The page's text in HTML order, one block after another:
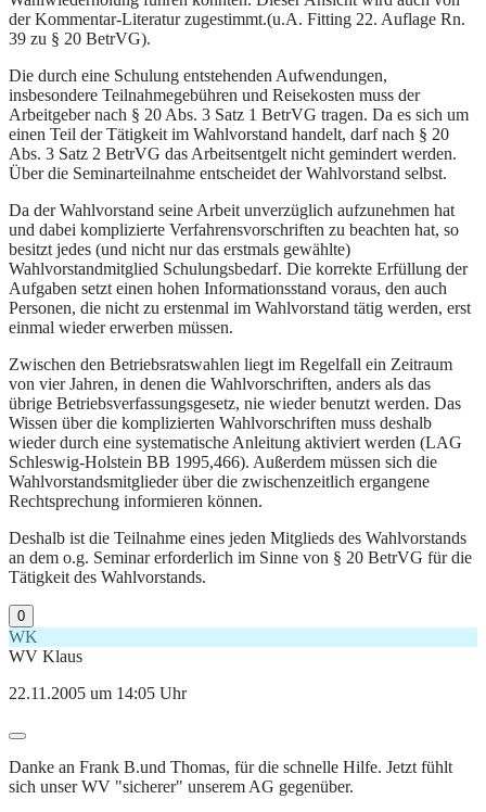
der Kommentar-Literatur zugestimmt.(u.A. Fitting 22. Auflage Rn.
39 zu § 20 BetrVG).
Die durch eine Schulung entstehenden Aufwendungen,
insbesondere Teilnahmegebühren und Reisekosten muss der
Arbeitgeber nach § 20 Abs. 3 Satz 1 BetrVG tragen. Da es sich um
einen Teil der Tätigkeit im Wahlvorstand handelt, darf nach § 20
Abs. 3 Satz 2 BetrVG das Arbeitsentgelt nicht gemindert werden.
Über die Seminarteilnahme entscheidet der Wahlvorstand selbst.
Da der Wahlvorstand seine Arbeit unverzüglich aufzunehmen hat
und dabei komplizierte Verfahrensvorschriften zu beachten hat, so
besitzt jedes (und nicht nur das erstmals gewählte)
Wahlvorstandmitglied Schulungsbedarf. Die korrekte Erfüllung der
Aufgaben setzt einen hohen Informationsstand voraus, den auch
Personen, die nicht zu erstenmal im Wahlvorstand tätig werden, erst
einmal wieder erwerben müssen.
Zwischen den Betriebsratswahlen liegt im Regelfall ein Zeitraum
von vier Jahren, in denen die Wahlvorschriften, anders als das
übrige Betriebsverfassungsgesetz, nie wieder benutzt werden. Das
Wissen über die komplizierten Wahlvorschriften muss deshalb
wieder durch eine systematische Anleitung aktiviert werden (LAG
Schleswig-Holstein BB 1995,466). Außerdem müssen sich die
Wahlvorstandsmitglieder über die zwischenzeitlich ergangene
Rechtsprechung informieren können.
Deshalb ist die Teilnahme eines jeden Mitglieds des Wahlvorstands
an dem o.g. Seminar erforderlich im Sinne von § 20 BetrVG für die
Tätigkeit des Wahlvorstands.
0
WK
WV Klaus
22.11.2005 um 14:05 Uhr
Danke an Frank B.und Thomas, für die schnelle Hilfe. Jetzt fühlt
sich unser WV "sicherer" unserem AG gegenüber.